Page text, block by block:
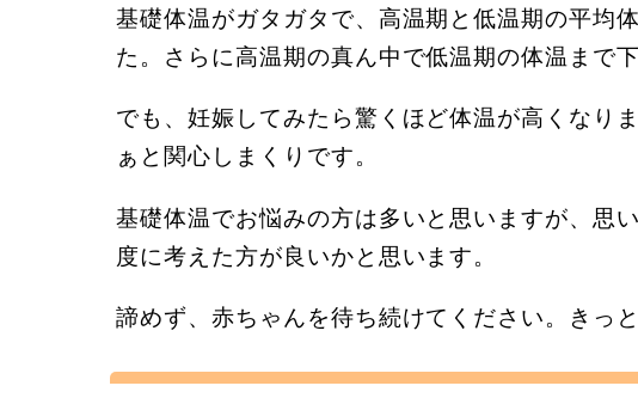
基礎体温がガタガタで、高温期と低温期の平均
た。さらに高温期の真ん中で低温期の体温まで
でも、妊娠してみたら驚くほど体温が高くなり
ぁと関心しまくりです。
基礎体温でお悩みの方は多いと思いますが、思
度に考えた方が良いかと思います。
諦めず、赤ちゃんを待ち続けてください。きっ